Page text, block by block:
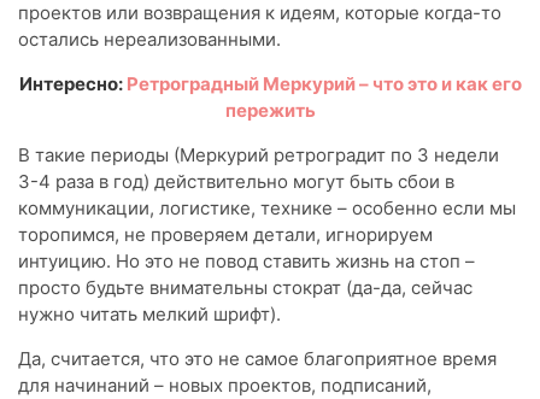
проектов или возвращения к идеям, которые когда-то
остались нереализованными.
Интересно: Ретроградный Меркурий – что это и как его
пережить
В такие периоды (Меркурий ретроградит по 3 недели
3-4 раза в год) действительно могут быть сбои в
коммуникации, логистике, технике – особенно если мы
торопимся, не проверяем детали, игнорируем
интуицию. Но это не повод ставить жизнь на стоп –
просто будьте внимательны стократ (да-да, сейчас
нужно читать мелкий шрифт).
Да, считается, что это не самое благоприятное время
для начинаний – новых проектов, подписаний,